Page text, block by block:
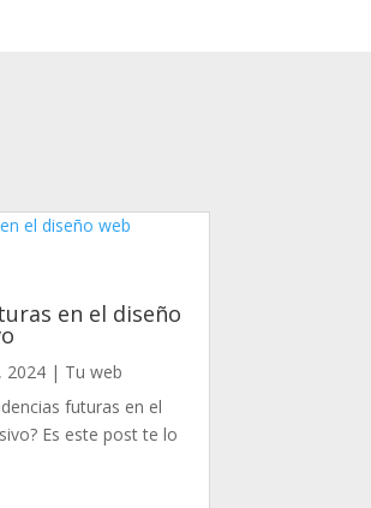
en el diseño
2024| Tu web
futuras en el
Es este post te lo